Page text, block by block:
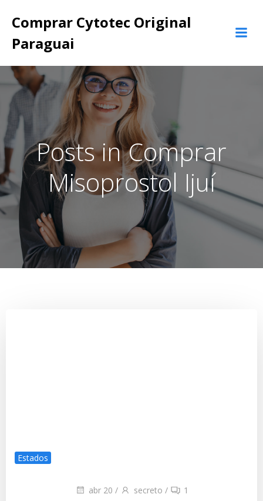
para
Comprar Cytotec Original
Paraguai
Posts in Comprar
Misoprostol Ijuí
Estados
abr 20 / secreto / 1